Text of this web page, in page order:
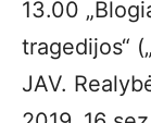
13.00
tragedijos“
JAV.